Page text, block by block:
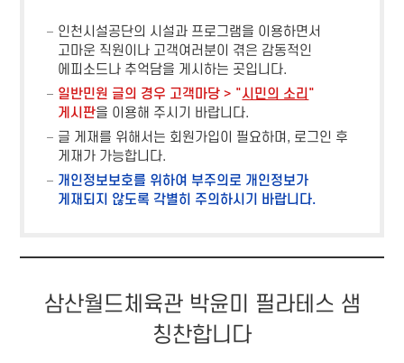
인천시설공단의 시설과 프로그램을 이용하면서
고마운 직원이나 고객여러분이 겪은 감동적인
에피소드나 추억담을 게시하는 곳입니다.
일반민원 글의 경우 고객마당 > "시민의 소리 "
게시판을 이용해 주시기 바랍니다.
글 게재를 위해서는 회원가입이 필요하며, 로그인 후
게재가 가능합니다.
개인정보보호를 위하여 부주의로 개인정보가
게재되지 않도록 각별히 주의하시기 바랍니다.
삼산월드체육관 박윤미 필라테스 샘
칭찬합니다